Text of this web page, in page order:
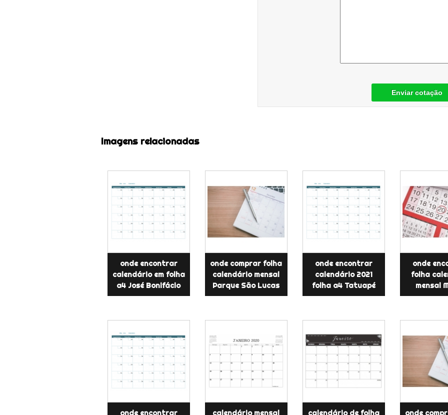
Enviar cotação
Imagens relacionadas
onde encontrar
calendário em folha
a4 José Bonifácio
onde comprar folha
calendário mensal
Parque São Lucas
onde encontrar
calendário 2021
folha a4 Tatuapé
onde
folha
mensal